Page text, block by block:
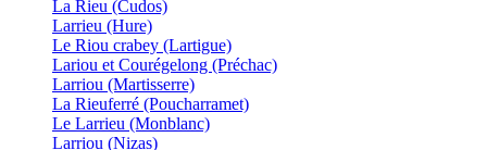
La Rieu (Cudos)
Larrieu (Hure)
Le Riou crabey (Lartigue)
Lariou et Courégelong (Préchac)
Larriou (Martisserre)
La Rieuferré (Poucharramet)
Le Larrieu (Monblanc)
Larriou (Nizas)